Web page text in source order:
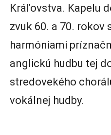
Kráľovstva. Kapelu
zvuk 60. a 70. rokov
harmóniami
anglickú hudbu tej
stredovekého
vokálnej hudby.